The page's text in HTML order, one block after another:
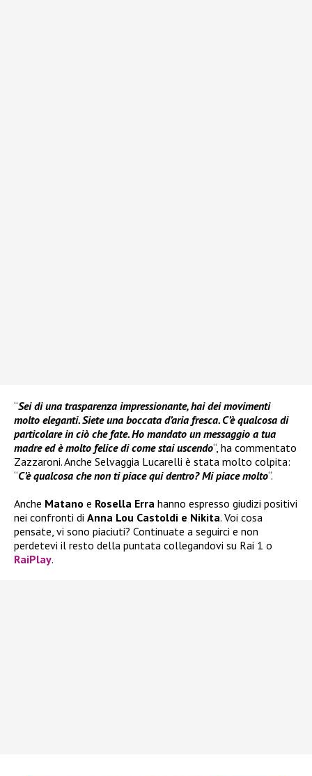
“Sei di una trasparenza impressionante, hai dei movimenti
molto eleganti. Siete una boccata d’aria fresca. C’è qualcosa di
particolare in ciò che fate. Ho mandato un messaggio a tua
madre ed è molto felice di come stai uscendo“, ha commentato
Zazzaroni. Anche Selvaggia Lucarelli è stata molto colpita:
“C’è qualcosa che non ti piace qui dentro? Mi piace molto“.
Anche Matano e Rosella Erra hanno espresso giudizi positivi
nei confronti di Anna Lou Castoldi e Nikita. Voi cosa
pensate, vi sono piaciuti? Continuate a seguirci e non
perdetevi il resto della puntata collegandovi su Rai 1 o
RaiPlay.